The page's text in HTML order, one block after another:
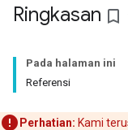
Ringkasan bookmark_border
Pada halaman ini
Referensi
Perhatian: Kami